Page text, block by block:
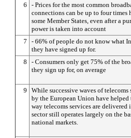
6
- Prices for the most common
connections can be up to four times
some Member States, even after a
power is taken into account
7
- 66% of people do not know what
they have signed up for.
8
- Consumers only get 75% of the
they sign up for, on average
9
While successive waves of telecoms
by the European Union have helped
way telecoms services are delivered
sector still operates largely on the
national markets.